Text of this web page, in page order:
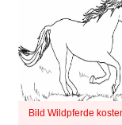
Bild Wildpferde